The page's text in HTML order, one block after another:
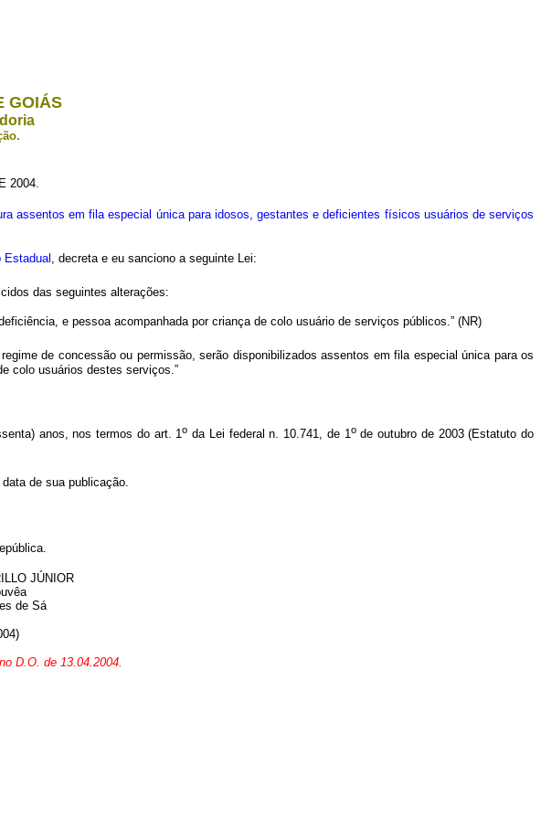
GOIÁS
2004.
assentos em fila especial única para idosos, gestantes e deficientes físicos usuários de serviços
Estadual , decreta e eu sanciono a seguinte Lei:
das seguintes alterações:
e pessoa acompanhada por criança de colo usuário de serviços públicos.” (NR)
de concessão ou permissão, serão disponibilizados assentos em fila especial única para os
colo usuários destes serviços.”
anos, nos termos do art. 1o da Lei federal n. 10.741, de 1ode outubro de 2003 (Estatuto do
de sua publicação.
JÚNIOR
de Sá
D.O. de 13.04.2004.